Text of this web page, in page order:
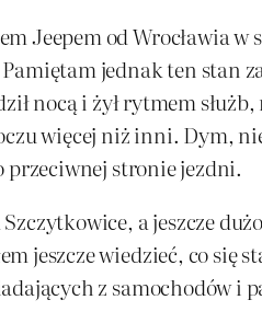
Jeepem od Wrocławia
jednak ten stan
nocą i żył rytmem
więcej niż inni. Dym,
przeciwnej stronie jezdni.
a jeszcze
jeszcze wiedzieć, co się
z samochodów i